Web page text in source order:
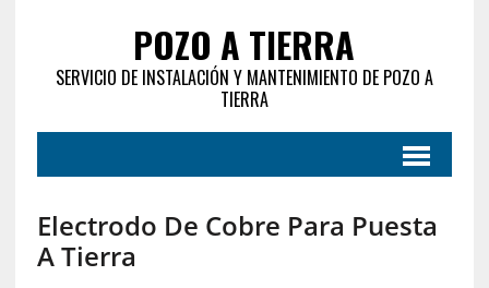
POZO A TIERRA
SERVICIO DE INSTALACIÓN Y MANTENIMIENTO DE POZO A
TIERRA
Electrodo De Cobre Para Puesta
A Tierra